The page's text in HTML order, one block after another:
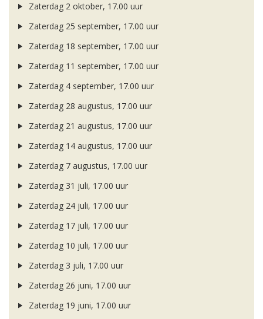
Zaterdag 2 oktober, 17.00 uur
Zaterdag 25 september, 17.00 uur
Zaterdag 18 september, 17.00 uur
Zaterdag 11 september, 17.00 uur
Zaterdag 4 september, 17.00 uur
Zaterdag 28 augustus, 17.00 uur
Zaterdag 21 augustus, 17.00 uur
Zaterdag 14 augustus, 17.00 uur
Zaterdag 7 augustus, 17.00 uur
Zaterdag 31 juli, 17.00 uur
Zaterdag 24 juli, 17.00 uur
Zaterdag 17 juli, 17.00 uur
Zaterdag 10 juli, 17.00 uur
Zaterdag 3 juli, 17.00 uur
Zaterdag 26 juni, 17.00 uur
Zaterdag 19 juni, 17.00 uur